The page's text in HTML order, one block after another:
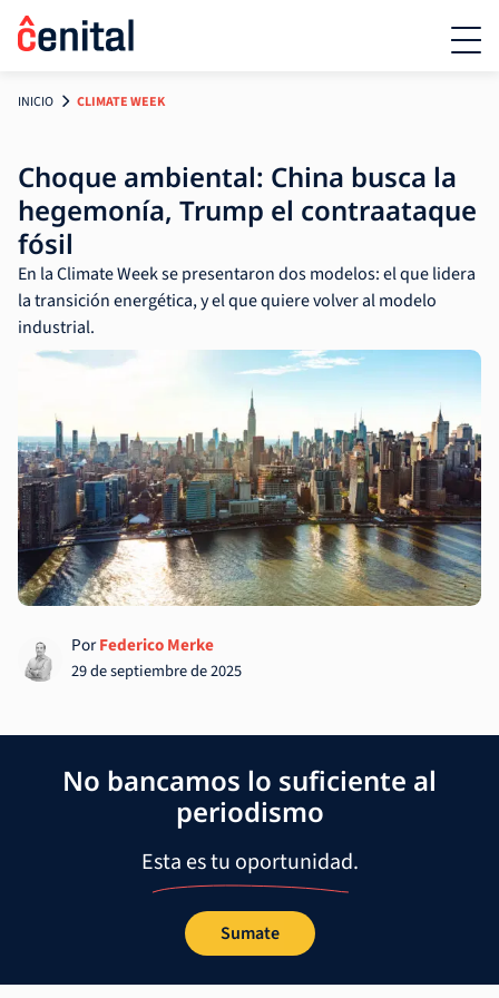
INICIO CLIMATE WEEK
Choque ambiental: China busca la
hegemonía, Trump el contraataque
fósil
En la Climate Week se presentaron dos modelos: el que lidera
la transición energética, y el que quiere volver al modelo
industrial.
PorFederico Merke
29 de septiembre de 2025
No bancamos lo suficiente al
periodismo
Esta es tu oportunidad.
Sumate